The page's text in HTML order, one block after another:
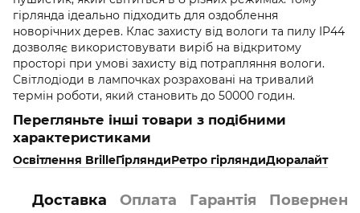
гірлянда ідеально підходить для оздоблення
новорічних дерев. Клас захисту від вологи та пилу IP44
дозволяє використовувати виріб на відкритому
просторі при умові захисту від потрапляння вологи.
Світлодіоди в лампочках розраховані на тривалий
термін роботи, який становить до 50000 годин.
Перегляньте інші товари з подібними
характеристиками
Освітлення BrilleГірляндиРетро гірляндиДюралайт
Доставка Оплата Гарантія